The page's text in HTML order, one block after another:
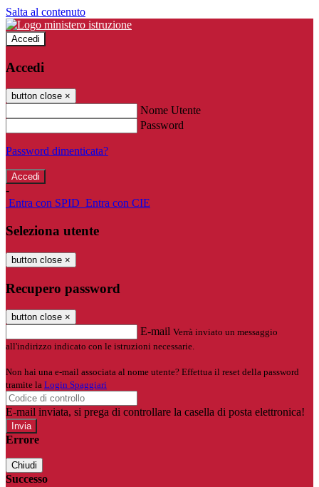
Salta al contenuto
Accedi
Accedi
button close ×
Nome Utente
Password
Password dimenticata?
-
Entra con SPID Entra con CIE
Seleziona utente
button close ×
Recupero password
button close ×
E-mail Verrà inviato un messaggio
all'indirizzo indicato con le istruzioni necessarie.
Non hai una e-mail associata al nome utente? Effettua il reset della password
tramite la Login Spaggiari
E-mail inviata, si prega di controllare la casella di posta elettronica!
Errore
Chiudi
Successo